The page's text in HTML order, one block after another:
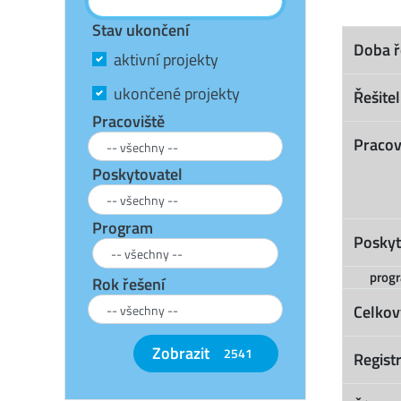
Doba
Stav ukončení
aktivní projekty
ukončené projekty
Pracoviště
Poskytovatel
Program
Rok řešení
Zobrazit 2541